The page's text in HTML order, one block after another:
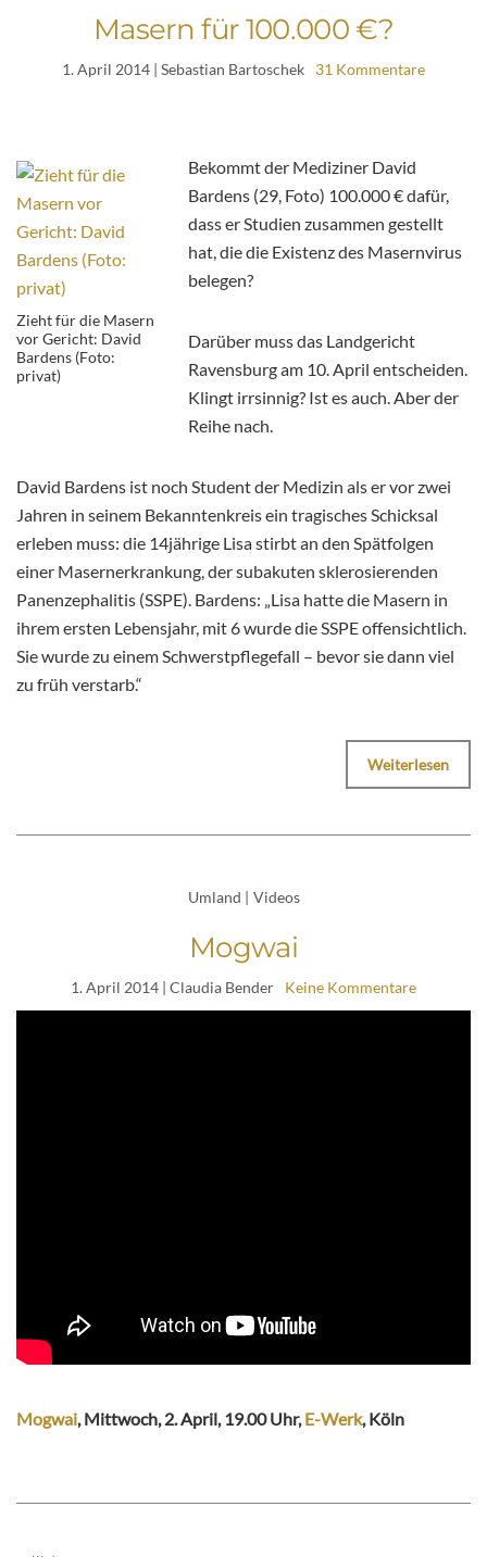
Masern für 100.000 €?
1. April 2014 | Sebastian Bartoschek 31 Kommentare
Zieht für die Masern
vor Gericht: David
Bardens (Foto:
privat)
Bekommt der Mediziner David
Bardens (29, Foto) 100.000 € dafür,
dass er Studien zusammen gestellt
hat, die die Existenz des Masernvirus
belegen?
Darüber muss das Landgericht
Ravensburg am 10. April entscheiden.
Klingt irrsinnig? Ist es auch. Aber der
Reihe nach.
David Bardens ist noch Student der Medizin als er vor zwei
Jahren in seinem Bekanntenkreis ein tragisches Schicksal
erleben muss: die 14jährige Lisa stirbt an den Spätfolgen
einer Masernerkrankung, der subakuten sklerosierenden
Panenzephalitis (SSPE). Bardens: „Lisa hatte die Masern in
ihrem ersten Lebensjahr, mit 6 wurde die SSPE offensichtlich.
Sie wurde zu einem Schwerstpflegefall – bevor sie dann viel
zu früh verstarb.“
Weiterlesen
Umland | Videos
Mogwai
1. April 2014 | Claudia Bender Keine Kommentare
Mogwai, Mittwoch, 2. April, 19.00 Uhr,E-Werk, Köln